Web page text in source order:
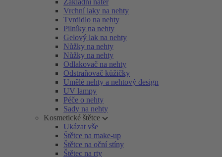
Základní nátěr
Vrchní laky na nehty
Tvrdidlo na nehty
Pilníky na nehty
Gelový lak na nehty
Nůžky na nehty
Nůžky na nehty
Odlakovač na nehty
Odstraňovač kůžičky
Umělé nehty a nehtový design
UV lampy
Péče o nehty
Sady na nehty
Kosmetické štětce
Ukázat vše
Štětce na make-up
Štětce na oční stíny
Štětec na rty